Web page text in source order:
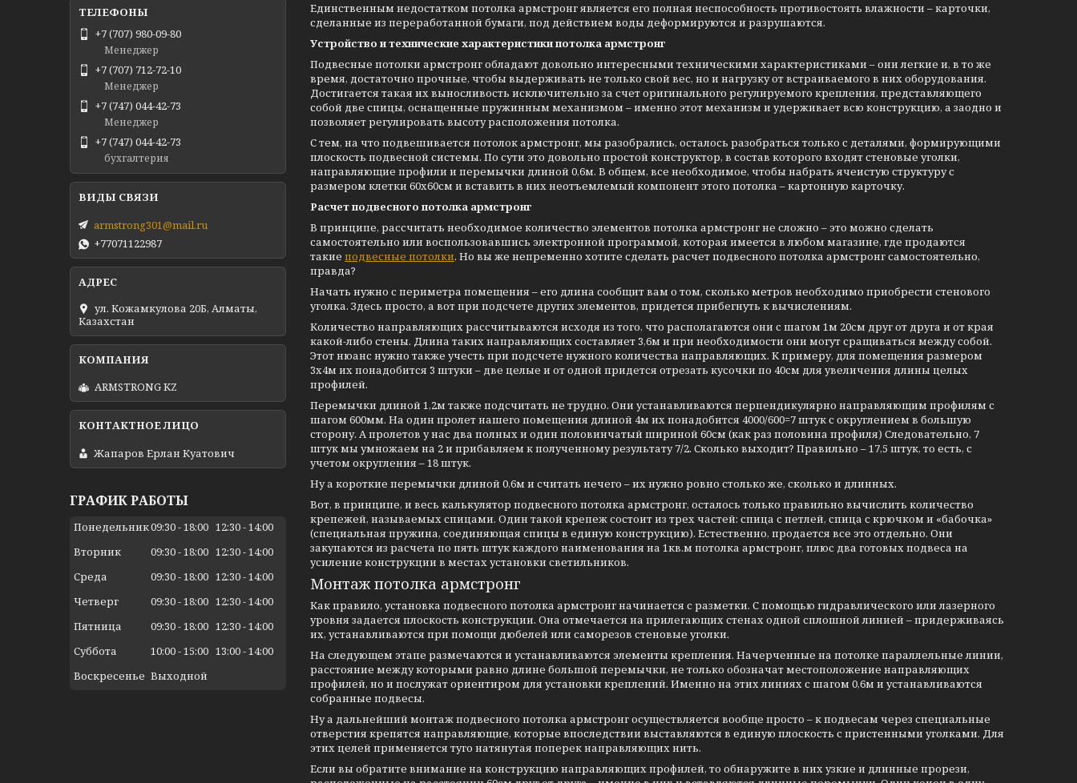
Единственным недостатком потолка армстронг является его полная неспособность противостоять влажности – карточки,
сделанные из переработанной бумаги, под действием воды деформируются и разрушаются.
Устройство и технические характеристики потолка армстронг
Подвесные потолки армстронг обладают довольно интересными техническими характеристиками – они легкие и, в то же
время, достаточно прочные, чтобы выдерживать не только свой вес, но и нагрузку от встраиваемого в них оборудования.
Достигается такая их выносливость исключительно за счет оригинального регулируемого крепления, представляющего
собой две спицы, оснащенные пружинным механизмом – именно этот механизм и удерживает всю конструкцию, а заодно и
позволяет регулировать высоту расположения потолка.
С тем, на что подвешивается потолок армстронг, мы разобрались, осталось разобраться только с деталями, формирующими
плоскость подвесной системы. По сути это довольно простой конструктор, в состав которого входят стеновые уголки,
направляющие профили и перемычки длиной 0,6м. В общем, все необходимое, чтобы набрать ячеистую структуру с
размером клетки 60х60см и вставить в них неотъемлемый компонент этого потолка – картонную карточку.
Расчет подвесного потолка армстронг
В принципе, рассчитать необходимое количество элементов потолка армстронг не сложно – это можно сделать
самостоятельно или воспользовавшись электронной программой, которая имеется в любом магазине, где продаются
такие подвесные потолки. Но вы же непременно хотите сделать расчет подвесного потолка армстронг самостоятельно,
правда?
Начать нужно с периметра помещения – его длина сообщит вам о том, сколько метров необходимо приобрести стенового
уголка. Здесь просто, а вот при подсчете других элементов, придется прибегнуть к вычислениям.
Количество направляющих рассчитываются исходя из того, что располагаются они с шагом 1м 20см друг от друга и от края
какой-либо стены. Длина таких направляющих составляет 3,6м и при необходимости они могут сращиваться между собой.
Этот нюанс нужно также учесть при подсчете нужного количества направляющих. К примеру, для помещения размером
3х4м их понадобится 3 штуки – две целые и от одной придется отрезать кусочки по 40см для увеличения длины целых
профилей.
Перемычки длиной 1,2м также подсчитать не трудно. Они устанавливаются перпендикулярно направляющим профилям с
шагом 600мм. На один пролет нашего помещения длиной 4м их понадобится 4000/600=7 штук с округлением в большую
сторону. А пролетов у нас два полных и один половинчатый шириной 60см (как раз половина профиля) Следовательно, 7
штук мы умножаем на 2 и прибавляем к полученному результату 7/2. Сколько выходит? Правильно – 17,5 штук, то есть, с
учетом округления – 18 штук.
Ну а короткие перемычки длиной 0,6м и считать нечего – их нужно ровно столько же, сколько и длинных.
Вот, в принципе, и весь калькулятор подвесного потолка армстронг, осталось только правильно вычислить количество
крепежей, называемых спицами. Один такой крепеж состоит из трех частей: спица с петлей, спица с крючком и «бабочка»
(специальная пружина, соединяющая спицы в единую конструкцию). Естественно, продается все это отдельно. Они
закупаются из расчета по пять штук каждого наименования на 1кв.м потолка армстронг, плюс два готовых подвеса на
усиление конструкции в местах установки светильников.
Монтаж потолка армстронг
Как правило, установка подвесного потолка армстронг начинается с разметки. С помощью гидравлического или лазерного
уровня задается плоскость конструкции. Она отмечается на прилегающих стенах одной сплошной линией – придерживаясь
их, устанавливаются при помощи дюбелей или саморезов стеновые уголки.
На следующем этапе размечаются и устанавливаются элементы крепления. Начерченные на потолке параллельные линии,
расстояние между которыми равно длине большой перемычки, не только обозначат местоположение направляющих
профилей, но и послужат ориентиром для установки креплений. Именно на этих линиях с шагом 0,6м и устанавливаются
собранные подвесы.
Ну а дальнейший монтаж подвесного потолка армстронг осуществляется вообще просто – к подвесам через специальные
отверстия крепятся направляющие, которые впоследствии выставляются в единую плоскость с пристенными уголками. Для
этих целей применяется туго натянутая поперек направляющих нить.
Если вы обратите внимание на конструкцию направляющих профилей, то обнаружите в них узкие и длинные прорези,
+7 (707) 980-09-80
Менеджер
+7 (707) 712-72-10
Менеджер
+7 (747) 044-42-73
Менеджер
+7 (747) 044-42-73
бухгалтерия
armstrong301@mail.ru
+77071122987
ул. Кожамкулова 20Б, Алматы,
Казахстан
ARMSTRONG KZ
Жапаров Ерлан Куатович
ГРАФИК РАБОТЫ
Понедельник09:30 18:00 12:30 14:00
Вторник
09:30 18:00 12:30 14:00
Среда
09:30 18:00 12:30 14:00
Четверг
09:30 18:00 12:30 14:00
Пятница
09:30 18:00 12:30 14:00
Суббота
10:00 15:00 13:00 14:00
Воскресенье Выходной